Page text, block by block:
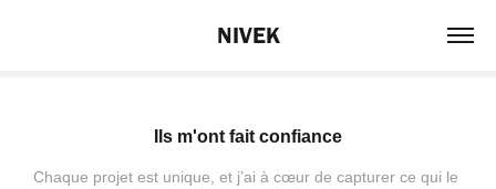
NIVEK
Ils m'ont fait confiance
Chaque projet est unique, et j’ai à cœur de capturer ce qui le